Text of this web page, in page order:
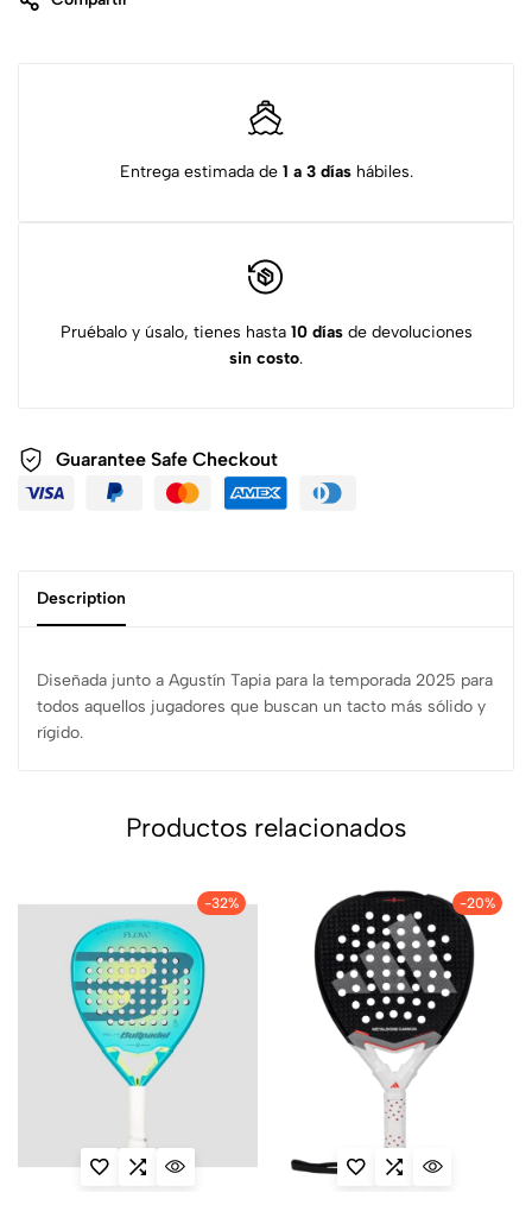
Entrega estimada de 1 a 3 díashábiles.
Pruébalo y úsalo, tienes hasta 10 díasde devoluciones
sin costo.
Guarantee Safe Checkout
Description
Diseñada junto a Agustín Tapia para la temporada 2025 para
todos aquellos jugadores que buscan un tacto más sólido y
rígido.
Productos relacionados
-32% -20%